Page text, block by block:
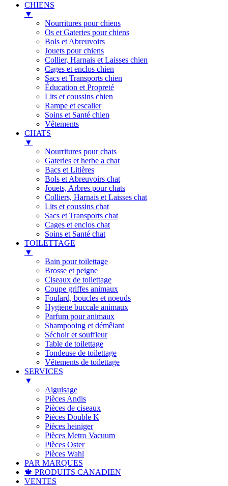
CHIENS
▼
Nourritures pour chiens
Os et Gateries pour chiens
Bols et Abreuvoirs
Jouets pour chiens
Collier, Harnais et Laisses chien
Cages et enclos chien
Sacs et Transports chien
Éducation et Propreté
Lits et coussins chien
Rampe et escalier
Soins et Santé chien
Vêtements
CHATS
▼
Nourritures pour chats
Gateries et herbe a chat
Bacs et Litières
Bols et Abreuvoirs chat
Jouets, Arbres pour chats
Colliers, Harnais et Laisses chat
Lits et coussins chat
Sacs et Transports chat
Cages et enclos chat
Soins et Santé chat
TOILETTAGE
▼
Bain pour toilettage
Brosse et peigne
Ciseaux de toilettage
Coupe griffes animaux
Foulard, boucles et noeuds
Hygiene buccale animaux
Parfum pour animaux
Shampooing et démêlant
Séchoir et souffleur
Table de toilettage
Tondeuse de toilettage
Vêtements de toilettage
SERVICES
▼
Aiguisage
Pièces Andis
Pièces de ciseaux
Pièces Double K
Pièces heiniger
Pièces Metro Vacuum
Pièces Oster
Pièces Wahl
PAR MARQUES
🍁 PRODUITS CANADIEN
VENTES